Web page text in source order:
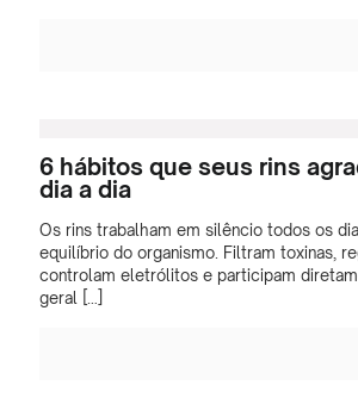
6 hábitos que seus rins
dia a dia
Os rins trabalham em silêncio todos os
equilíbrio do organismo. Filtram toxinas,
controlam eletrólitos e participam
geral